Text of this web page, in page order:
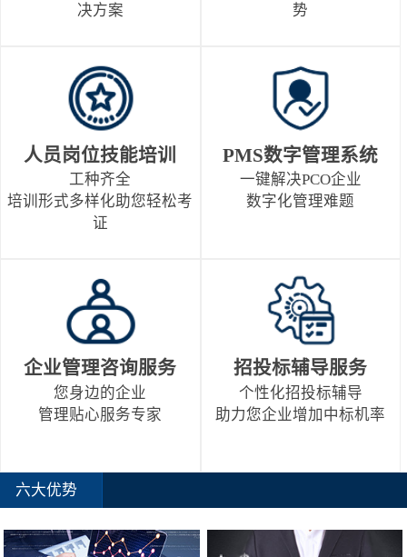
决方案
势
人员岗位技能培训
工种齐全
培训形式多样化助您轻松考
证
PMS数字管理系统
一键解决PCO企业
数字化管理难题
企业管理咨询服务
您身边的企业
管理贴心服务专家
招投标辅导服务
个性化招投标辅导
助力您企业增加中标机率
六大优势